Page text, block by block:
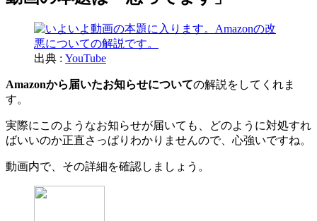
出典 : YouTube
Amazonから届いたお知らせについての解説をしてくれま
す。
実際にこのようなお知らせが届いても、どのように対処すれ
ばいいのか正直さっぱりわかりませんので、心強いですね。
動画内で、その詳細を確認しましょう。